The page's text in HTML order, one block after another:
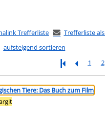
Trefferliste
Trefferliste
aufsteigend sortieren
1
2
Tiere: Das Buch zum Film